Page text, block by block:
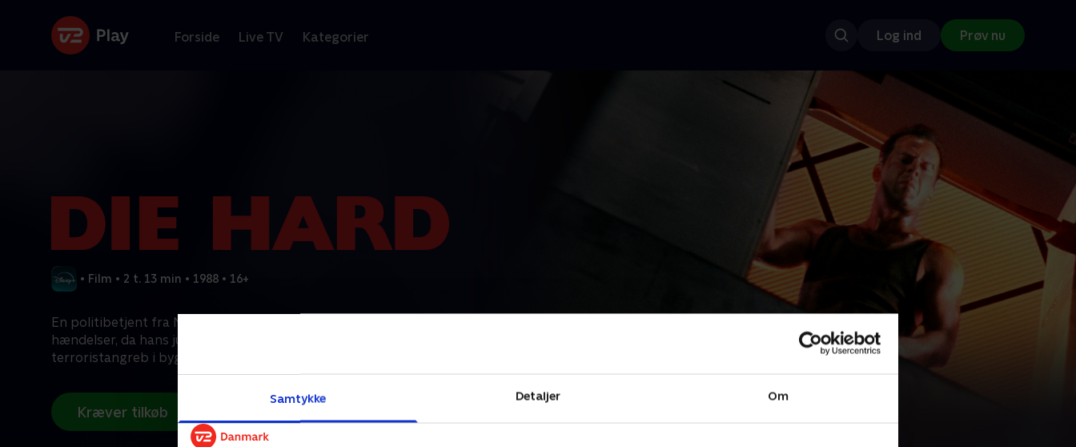
Samtykke Detaljer Om
Forside Live TV Kategorier Log ind Prøv nu
• Film • 2 t. 13 min • 1988 • 16+
En politibetjent fra New York rammes af forfærdelige
hændelser, da hans julebesøg i Californien bliver afbrudt af et
terroristangreb i bygningen, hvor hans kone arbejder.
Kræver tilkøb